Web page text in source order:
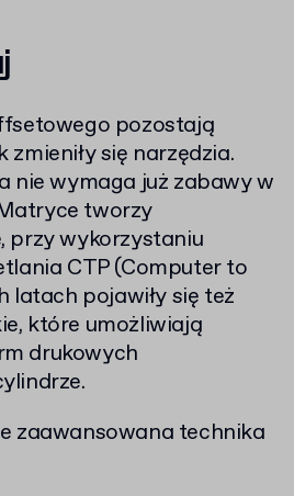
pozostają
zmieniły się narzędzia.
nie wymaga już zabawy w
tworzy
przy wykorzystaniu
CTP (Computer to
latach pojawiły się też
które umożliwiają
drukowych
zaawansowana technika